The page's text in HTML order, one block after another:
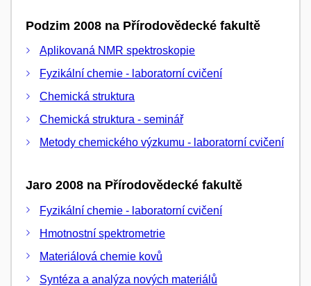
Podzim 2008 na Přírodovědecké fakultě
Aplikovaná NMR spektroskopie
Fyzikální chemie - laboratorní cvičení
Chemická struktura
Chemická struktura - seminář
Metody chemického výzkumu - laboratorní cvičení
Jaro 2008 na Přírodovědecké fakultě
Fyzikální chemie - laboratorní cvičení
Hmotnostní spektrometrie
Materiálová chemie kovů
Syntéza a analýza nových materiálů